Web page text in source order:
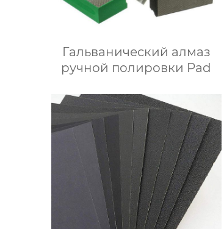
Гальванический алмаз
ручной полировки Pad